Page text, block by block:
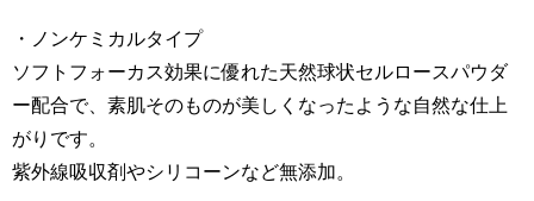
・ノンケミカルタイプ
ソフトフォーカス効果に優れた天然球状セルロースパウダ
ー配合で、素肌そのものが美しくなったような自然な仕上
がりです。
紫外線吸収剤やシリコーンなど無添加。